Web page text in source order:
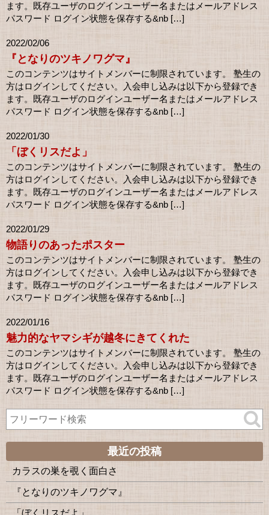
ます。既存ユーザのログインユーザー名またはメールアドレス
パスワード ログイン状態を保存する&nb […]
2022/02/06
『となりのツキノワグマ』
このコンテンツはサイトメンバーに制限されています。 塾生の
方はログインしてください。入会申し込みは以下から登録でき
ます。既存ユーザのログインユーザー名またはメールアドレス
パスワード ログイン状態を保存する&nb […]
2022/01/30
「ぼくリスだよ」
このコンテンツはサイトメンバーに制限されています。 塾生の
方はログインしてください。入会申し込みは以下から登録でき
ます。既存ユーザのログインユーザー名またはメールアドレス
パスワード ログイン状態を保存する&nb […]
2022/01/29
物語りのあったポスター
このコンテンツはサイトメンバーに制限されています。 塾生の
方はログインしてください。入会申し込みは以下から登録でき
ます。既存ユーザのログインユーザー名またはメールアドレス
パスワード ログイン状態を保存する&nb […]
2022/01/16
魅力的なヤマシギが越冬にきてくれた
このコンテンツはサイトメンバーに制限されています。 塾生の
方はログインしてください。入会申し込みは以下から登録でき
ます。既存ユーザのログインユーザー名またはメールアドレス
パスワード ログイン状態を保存する&nb […]
最近の投稿
カラスの巣を覗く面白さ
『となりのツキノワグマ』
「ぼくリスだよ」